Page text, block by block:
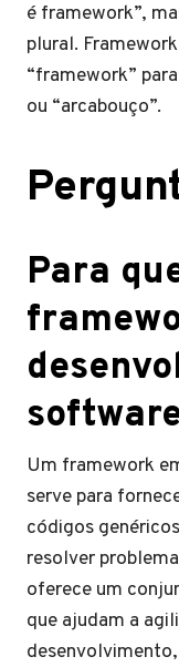
é framework”,
plural.
“framework”
ou “arcabouço”.
Para
Um framework
serve para
códigos
resolver
oferece um
que ajudam a